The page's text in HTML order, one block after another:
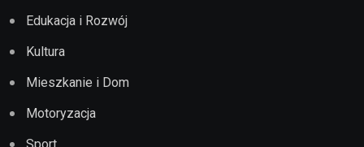
Edukacja i Rozwój
Kultura
Mieszkanie i Dom
Motoryzacja
Sport